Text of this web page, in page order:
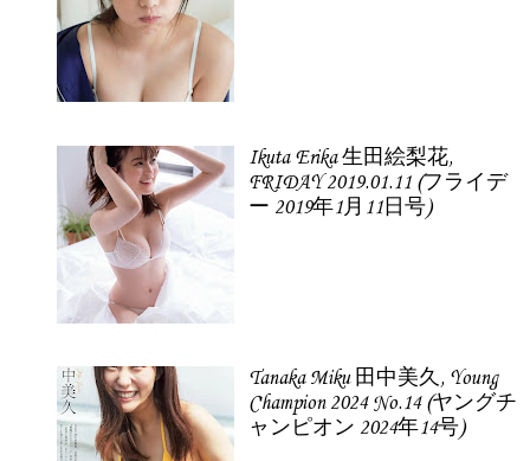
Ikuta Erika 生田絵梨花,
FRIDAY 2019.01.11 (フライデ
ー 2019年1月11日号)
Tanaka Miku 田中美久, Young
Champion 2024 No.14 (ヤングチ
ャンピオン 2024年14号)